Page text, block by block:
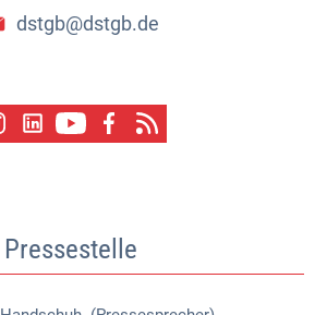
dstgb@dstgb.de
Pressestelle